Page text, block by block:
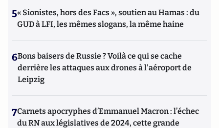
5« Sionistes, hors des Facs », soutien au Hamas : du
GUD à LFI, les mêmes slogans, la même haine
6Bons baisers de Russie ? Voilà ce qui se cache
derrière les attaques aux drones à l'aéroport de
Leipzig
7Carnets apocryphes d’Emmanuel Macron : l’échec
du RN aux législatives de 2024, cette grande